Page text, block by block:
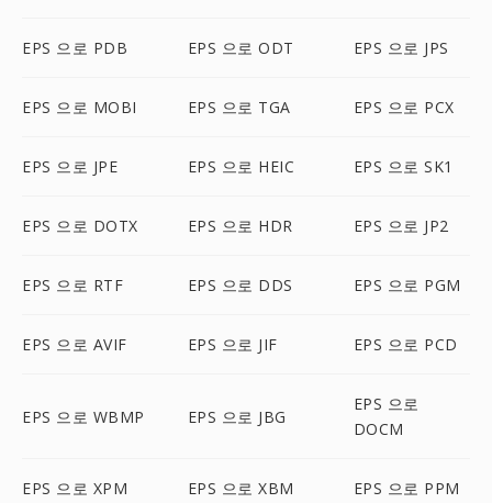
EPS 으로 PDB EPS 으로 ODT EPS 으로 JPS
EPS 으로 MOBI EPS 으로 TGA EPS 으로 PCX
EPS 으로 JPE EPS 으로 HEIC EPS 으로 SK1
EPS 으로 DOTX EPS 으로 HDR EPS 으로 JP2
EPS 으로 RTF EPS 으로 DDS EPS 으로 PGM
EPS 으로 AVIF EPS 으로 JIF EPS 으로 PCD
EPS 으로 WBMP EPS 으로 JBG
EPS 으로
DOCM
EPS 으로 XPM EPS 으로 XBM EPS 으로 PPM